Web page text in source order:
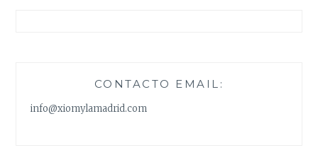
CONTACTO EMAIL:
info@xiomylamadrid.com